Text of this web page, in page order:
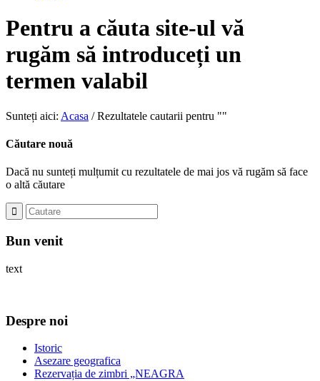
Pentru a căuta site-ul vă
rugăm să introduceți un
termen valabil
Sunteți aici: Acasa / Rezultatele cautarii pentru ""
Căutare nouă
Dacă nu sunteți mulțumit cu rezultatele de mai jos vă rugăm să face
o altă căutare
Bun venit
text
Despre noi
Istoric
Asezare geografica
Rezervația de zimbri „NEAGRA